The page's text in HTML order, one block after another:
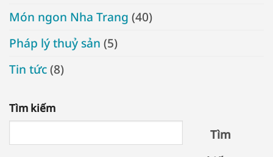
Món ngon Nha Trang (40)
Pháp lý thuỷ sản (5)
Tin tức(8)
Tìm kiếm
Tìm